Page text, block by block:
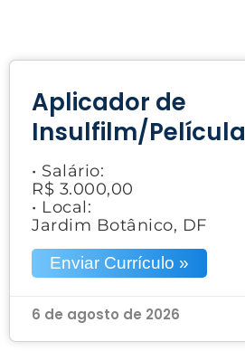
Aplicador de
Insulfilm/Película
• Salário:
R$ 3.000,00
• Local:
Jardim Botânico, DF
Enviar Currículo »
6 de agosto de 2026